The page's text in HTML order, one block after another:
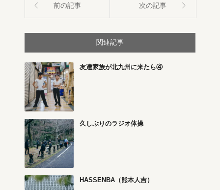
前の記事 次の記事
関連記事
友達家族が北九州に来たら④
久しぶりのラジオ体操
HASSENBA（熊本人吉）